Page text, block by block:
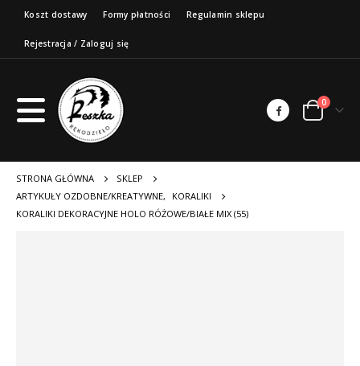
Koszt dostawy Formy płatności Regulamin sklepu
Rejestracja / Zaloguj się
0
STRONA GŁÓWNA
SKLEP
ARTYKUŁY OZDOBNE/KREATYWNE,
KORALIKI
KORALIKI DEKORACYJNE HOLO RÓŻOWE/BIAŁE MIX (55)